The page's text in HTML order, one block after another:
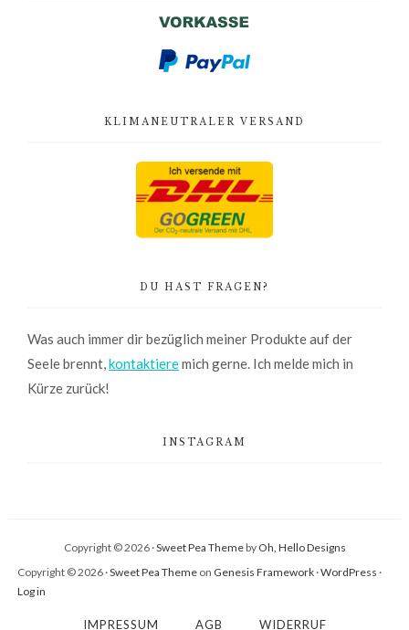
KLIMANEUTRALER VERSAND
DU HAST FRAGEN?
Was auch immer dir bezüglich meiner Produkte auf der
Seele brennt,kontaktieremich gerne. Ich melde mich in
Kürze zurück!
INSTAGRAM
Copyright © 2026 ·Sweet Pea Themeby Oh, Hello Designs
Copyright © 2026 ·Sweet Pea Themeon Genesis Framework·WordPress ·
Log in
IMPRESSUM AGB WIDERRUF